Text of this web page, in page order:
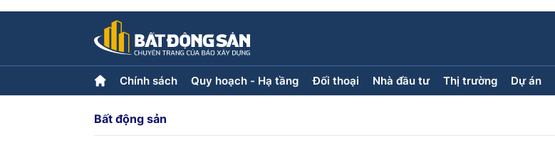
Chính sách Quy hoạch - Hạ tầng Đối thoại Nhà đầu tư Thị trường Dự án
Chính sách
Bất động sản